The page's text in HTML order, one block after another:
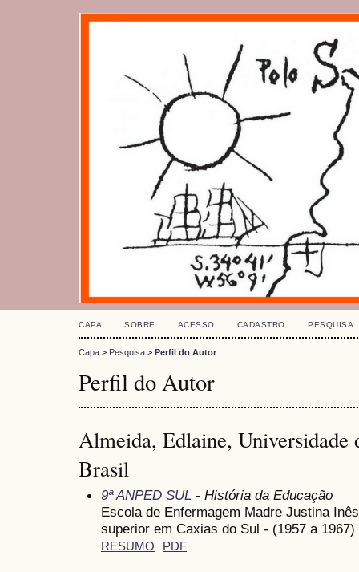
CAPA SOBRE ACESSO CADASTRO PESQUISA
Capa > Pesquisa > Perfil do Autor
Perfil do Autor
Almeida, Edlaine, Universidade
Brasil
9ª ANPED SUL - História da Educação
Escola de Enfermagem Madre Justina
superior em Caxias do Sul - (1957 a 1967)
RESUMO PDF